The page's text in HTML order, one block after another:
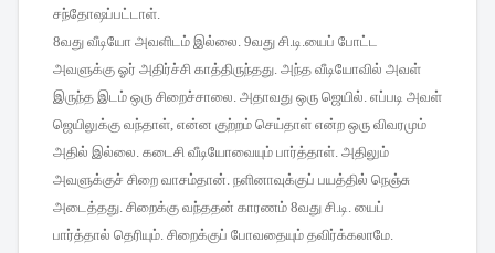
சந்தோஷப்பட்டாள்.
8வது வீடியோ அவளிடம் இல்லை. 9வது சி.டி.யைப் போட்ட
அவளுக்கு ஓர் அதிர்ச்சி காத்திருந்தது. அந்த வீடியோவில் அவள்
இருந்த இடம் ஒரு சிறைச்சாலை. அதாவது ஒரு ஜெயில். எப்படி அவள்
ஜெயிலுக்கு வந்தாள், என்ன குற்றம் செய்தாள் என்ற ஒரு விவரமும்
அதில் இல்லை. கடைசி வீடியோவையும் பார்த்தாள். அதிலும்
அவளுக்குச் சிறை வாசம்தான். நளினாவுக்குப் பயத்தில் நெஞ்சு
அடைத்தது. சிறைக்கு வந்ததன் காரணம் 8வது சி.டி. யைப்
பார்த்தால் தெரியும். சிறைக்குப் போவதையும் தவிர்க்கலாமே.